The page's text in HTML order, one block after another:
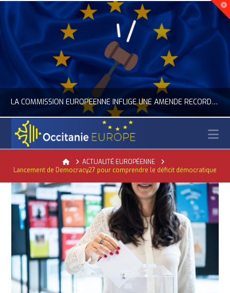
LA COMMISSION EUROPÉENNE INFLIGE UNE AMENDE RECORD À GOOGLE
ACTUALITÉ DE L'UNION EUROPÉENNE, ACTUALITÉ DE LA REPRÉSENTATION D’OCCITANIE EUROPE, NUMÉRIQUE- DIGITAL
JUILLET 24, 2026
HomeACTUALITÉ EUROPÉENNE
Lancement de Democracy27 pour comprendre le déficit démocratique